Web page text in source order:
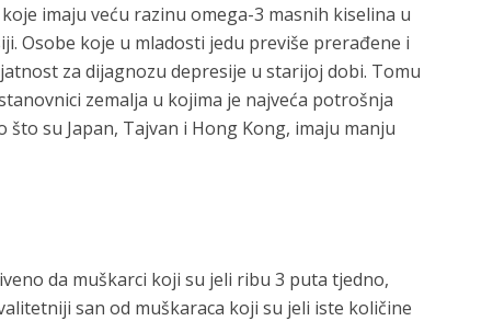
imaju veću razinu omega-3 masnih kiselina u
Osobe koje u mladosti jedu previše prerađene i
za dijagnozu depresije u starijoj dobi. Tomu
zemalja u kojima je najveća potrošnja
su Japan, Tajvan i Hong Kong, imaju manju
da muškarci koji su jeli ribu 3 puta tjedno,
san od muškaraca koji su jeli iste količine